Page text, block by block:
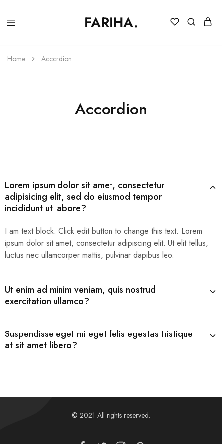
FARIHA.
Home Accordion
Accordion
Lorem ipsum dolor sit amet, consectetur
adipisicing elit, sed do eiusmod tempor
incididunt ut labore?
I am text block. Click edit button to change this text. Lorem
ipsum dolor sit amet, consectetur adipiscing elit. Ut elit tellus,
luctus nec ullamcorper mattis, pulvinar dapibus leo.
Ut enim ad minim veniam, quis nostrud
exercitation ullamco?
Suspendisse eget mi eget felis egestas tristique
at sit amet libero?
© 2021 All rights reserved.